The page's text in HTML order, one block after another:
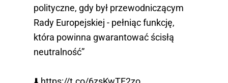
polityczne, gdy był przewodniczącym
Rady Europejskiej - pełniąc funkcję,
która powinna gwarantować ścisłą
neutralność”